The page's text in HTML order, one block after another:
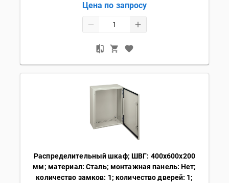
Цена по запросу
Распределительный шкаф; ШВГ: 400х600х200
мм; материал: Сталь; монтажная панель: Нет;
количество замков: 1; количество дверей: 1;